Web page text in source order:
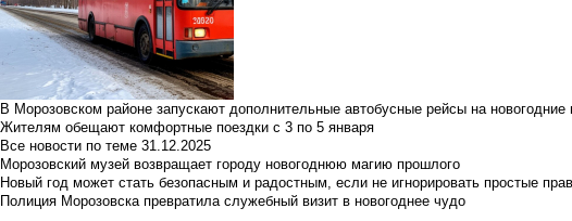
В Морозовском районе запускают дополнительные автобусные рейсы на новогодние
Жителям обещают комфортные поездки с 3 по 5 января
Все новости по теме 31.12.2025
Морозовский музей возвращает городу новогоднюю магию прошлого
Новый год может стать безопасным и радостным, если не игнорировать простые
Полиция Морозовска превратила служебный визит в новогоднее чудо